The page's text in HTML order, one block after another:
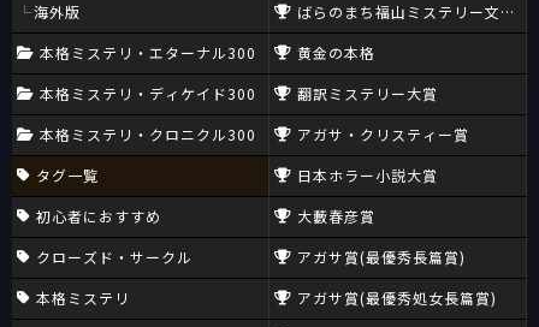
海外版
本格ミステリ・エターナル300
本格ミステリ・ディケイド300
本格ミステリ・クロニクル300
タグ一覧
初心者におすすめ
クローズド・サークル
本格ミステリ
ばらのまち福山ミステリー文学新
黄金の本格
翻訳ミステリー大賞
アガサ・クリスティー賞
日本ホラー小説大賞
大藪春彦賞
アガサ賞(最優秀長篇賞)
アガサ賞(最優秀処女長篇賞)